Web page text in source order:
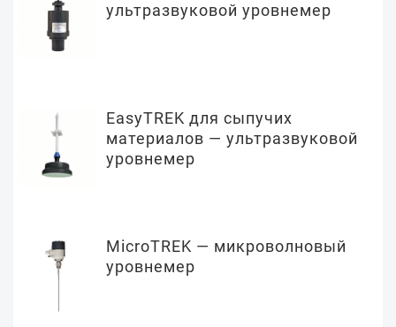
ультразвуковой уровнемер
EasyTREK для сыпучих
материалов — ультразвуковой
уровнемер
MicroTREK — микроволновый
уровнемер